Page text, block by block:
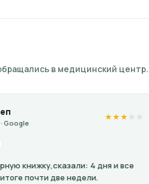
в медицинский центр.
4 дня и все
Olga
Кошиця,
Понадобилась
спортом. По